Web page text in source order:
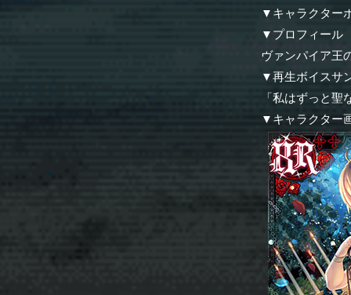
▼キャラクター
▼プロフィール
ヴァンパイア王
▼再生ボイスサ
「私はずっと
▼キャラクター